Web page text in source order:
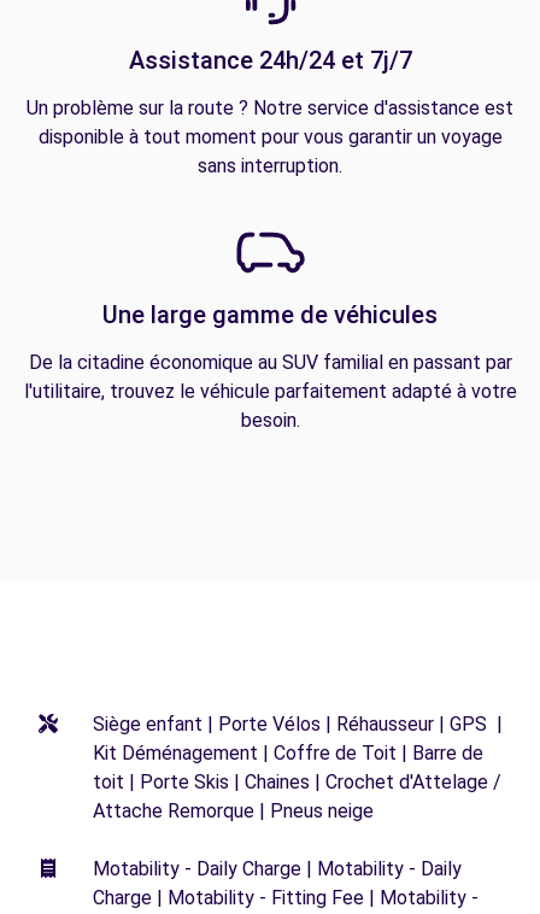
Assistance 24h/24 et 7j/7
Un problème sur la route ? Notre service d'assistance est
disponible à tout moment pour vous garantir un voyage
sans interruption.
Une large gamme de véhicules
De la citadine économique au SUV familial en passant par
l'utilitaire, trouvez le véhicule parfaitement adapté à votre
besoin.
Siège enfant | Porte Vélos | Réhausseur | GPS |
Kit Déménagement | Coffre de Toit | Barre de
toit | Porte Skis | Chaines | Crochet d'Attelage /
Attache Remorque | Pneus neige
Motability - Daily Charge | Motability - Daily
Charge | Motability - Fitting Fee | Motability -